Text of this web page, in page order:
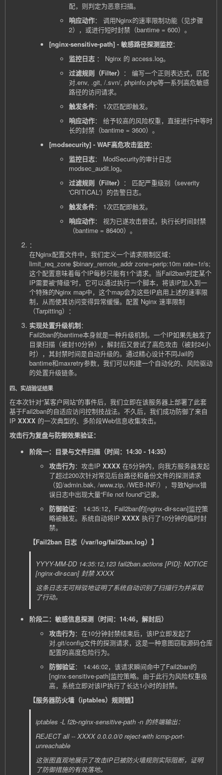
配，则判定为恶意扫描。
响应动作： 调用Nginx的速率限制功能（见步骤
2），或进行短时封禁（bantime = 600）。
[nginx-sensitive-path] - 敏感路径探测监控：
监控日志 ： Nginx 的 access.log。
过滤规则（Filter） ： 编写一个正则表达式，匹配
对.env, .git, /.svn/, phpinfo.php等一系列高危敏感
路径的访问请求。
触发条件： 1次匹配即触发。
响应动作： 给予较高的风险权重，直接进行中等时
长的封禁（bantime = 3600）。
[modsecurity] - WAF高危攻击监控：
监控日志： ModSecurity的审计日志
modsec_audit.log。
过滤规则（Filter） ： 匹配严重级别（severity
'CRITICAL'）的告警日志。
触发条件： 1次匹配即触发。
响应动作： 视为已遂攻击尝试，执行长时间封禁
（bantime = 86400）。
：
在Nginx配置文件中，我们定义一个请求限制区域：
limit_req_zone $binary_remote_addr zone=perip:10m rate=1r/s;
这个配置意味着每个IP每秒只能有1个请求。当Fail2ban判定某个
IP需要被“降级”时，它可以通过执行一个脚本，将该IP加入到一
个特殊的Nginx map中，这个map会为这些IP启用上述的速率限
制，从而使其访问变得异常缓慢。 配置 Nginx 速率限制
（Tarpitting）：
实现处置升级机制：
Fail2ban的bantime本身就是一种升级机制。一个IP如果先触发了
目录扫描（被封10分钟），解封后又尝试了高危攻击（被封24小
时），其封禁时间是自动升级的。通过精心设计不同Jail的
bantime和maxretry参数，我们可以构建一个自动化的、风险驱动
的处置升级链条。
四、实战验证结果
在本次针对“某客户网站”的事件后，我们立即在该服务器上部署了此套
基于Fail2ban的自适应访问控制技战法。不久后，我们成功防御了来自
IP XXXX 的一次典型的、多阶段Web信息收集攻击。
攻击行为复盘与防御效果验证：
阶段一：目录与文件扫描（时间：14:30 - 14:35）
攻击行为：攻击IP XXXX 在5分钟内，向我方服务器发起
了超过200次针对常见后台路径和备份文件的探测请求
（如/admin.bak, /www.zip, /WEB-INF/），导致Nginx错
误日志中出现大量“File not found”记录。
防御验证： 14:35:12，Fail2ban的[nginx-dir-scan]监控策
略被触发。系统自动将IP XXXX 执行了10分钟的临时封
禁。
【Fail2ban 日志（/var/log/fail2ban.log）】
YYYY-MM-DD 14:35:12,123 fail2ban.actions [PID]: NOTICE
[nginx-dir-scan] 封禁 XXXX
这条日志无可辩驳地证明了系统自动识别了扫描行为并采取
了行动。
阶段二：敏感信息探测（时间：14:46，解封后）
攻击行为：在10分钟封禁结束后，该IP立即发起了
对.git/config文件的探测请求，这是一种意图窃取源码仓库
配置的高度危险行为。
防御验证： 14:46:02，该请求瞬间命中了Fail2ban的
[nginx-sensitive-path]监控策略。由于此行为风险权重极
高，系统立即对该IP执行了长达1小时的封禁。
【服务器防火墙（iptables）规则链】
iptables -L f2b-nginx-sensitive-path -n 的终端输出：
REJECT all -- XXXX 0.0.0.0/0 reject-with icmp-port-
unreachable
这张图直观地展示了攻击IP已被防火墙规则实际阻断，证明
了防御措施的有效落地。